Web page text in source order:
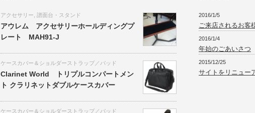
アクセサリー 譜面台・スタンド
アウレム アクセサリーホールディングプ
レート MAH91-J
ケースカバー＆ショルダーストラップ／パッド
Clarinet World トリプルコンパートメン
ト クラリネットダブルケースカバー
ケースカバー＆ショルダーストラップ／パッド
2016/1/5
ご来店されるお客
2016/1/4
年始のごあいさつ
2015/12/25
サイトをリニュー